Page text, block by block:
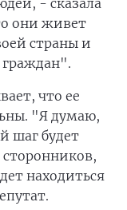
- сказала
они живет
страны и
что ее
"Я думаю,
шаг будет
находиться